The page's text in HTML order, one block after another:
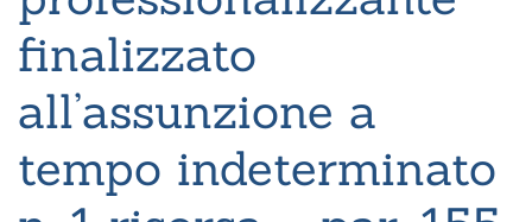
finalizzato
all’assunzione a
tempo indeterminato